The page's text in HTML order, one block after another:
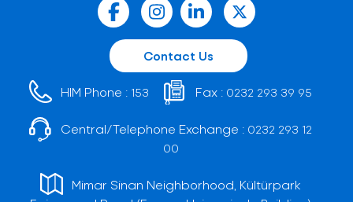
Contact Us
HIM Phone : 153 Fax : 0232 293 39 95
Central/Telephone Exchange : 0232 293 12
00
Mimar Sinan Neighborhood, Kültürpark